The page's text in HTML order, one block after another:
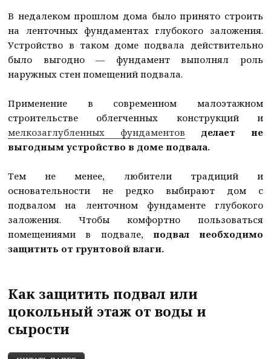
В недалеком прошлом дома было принято строить
на ленточных фундаментах глубокого заложения.
Устройство в таком доме подвала действительно
было выгодно — фундамент выполнял роль
наружных стен помещений подвала.
Применение в современном малоэтажном
строительстве облегченных конструкций и
мелкозаглубленных фундаментов
делает не
выгодным устройство в доме подвала.
Тем не менее, любители традиций и
основательности не редко выбирают дом с
подвалом на ленточном фундаменте глубокого
заложения. Чтобы комфортно пользоваться
помещениями в подвале, подвал необходимо
защитить от грунтовой влаги.
Как защитить подвал или
цокольный этаж от воды и
сырости